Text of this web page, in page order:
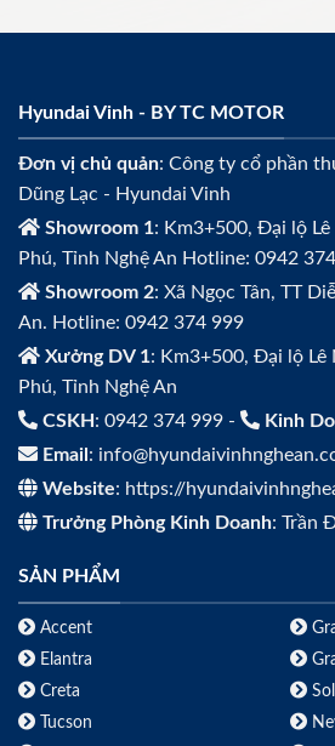
Hyundai Vinh - BY TC MOTOR
Đơn vị chủ quản: Công ty cổ phần
Dũng Lạc - Hyundai Vinh
Showroom 1: Km3+500, Đại lộ
Phú, Tỉnh Nghệ An Hotline: 0942
Showroom 2: Xã Ngọc Tân, TT
An. Hotline: 0942 374 999
Xưởng DV 1: Km3+500, Đại lộ Lê
Phú, Tỉnh Nghệ An
CSKH : 0942 374 999 - Kinh
Email :
Website: https://
Trưởng Phòng Kinh Doanh: Trần
SẢN PHẨM
Accent
Elantra
Creta
Tucson